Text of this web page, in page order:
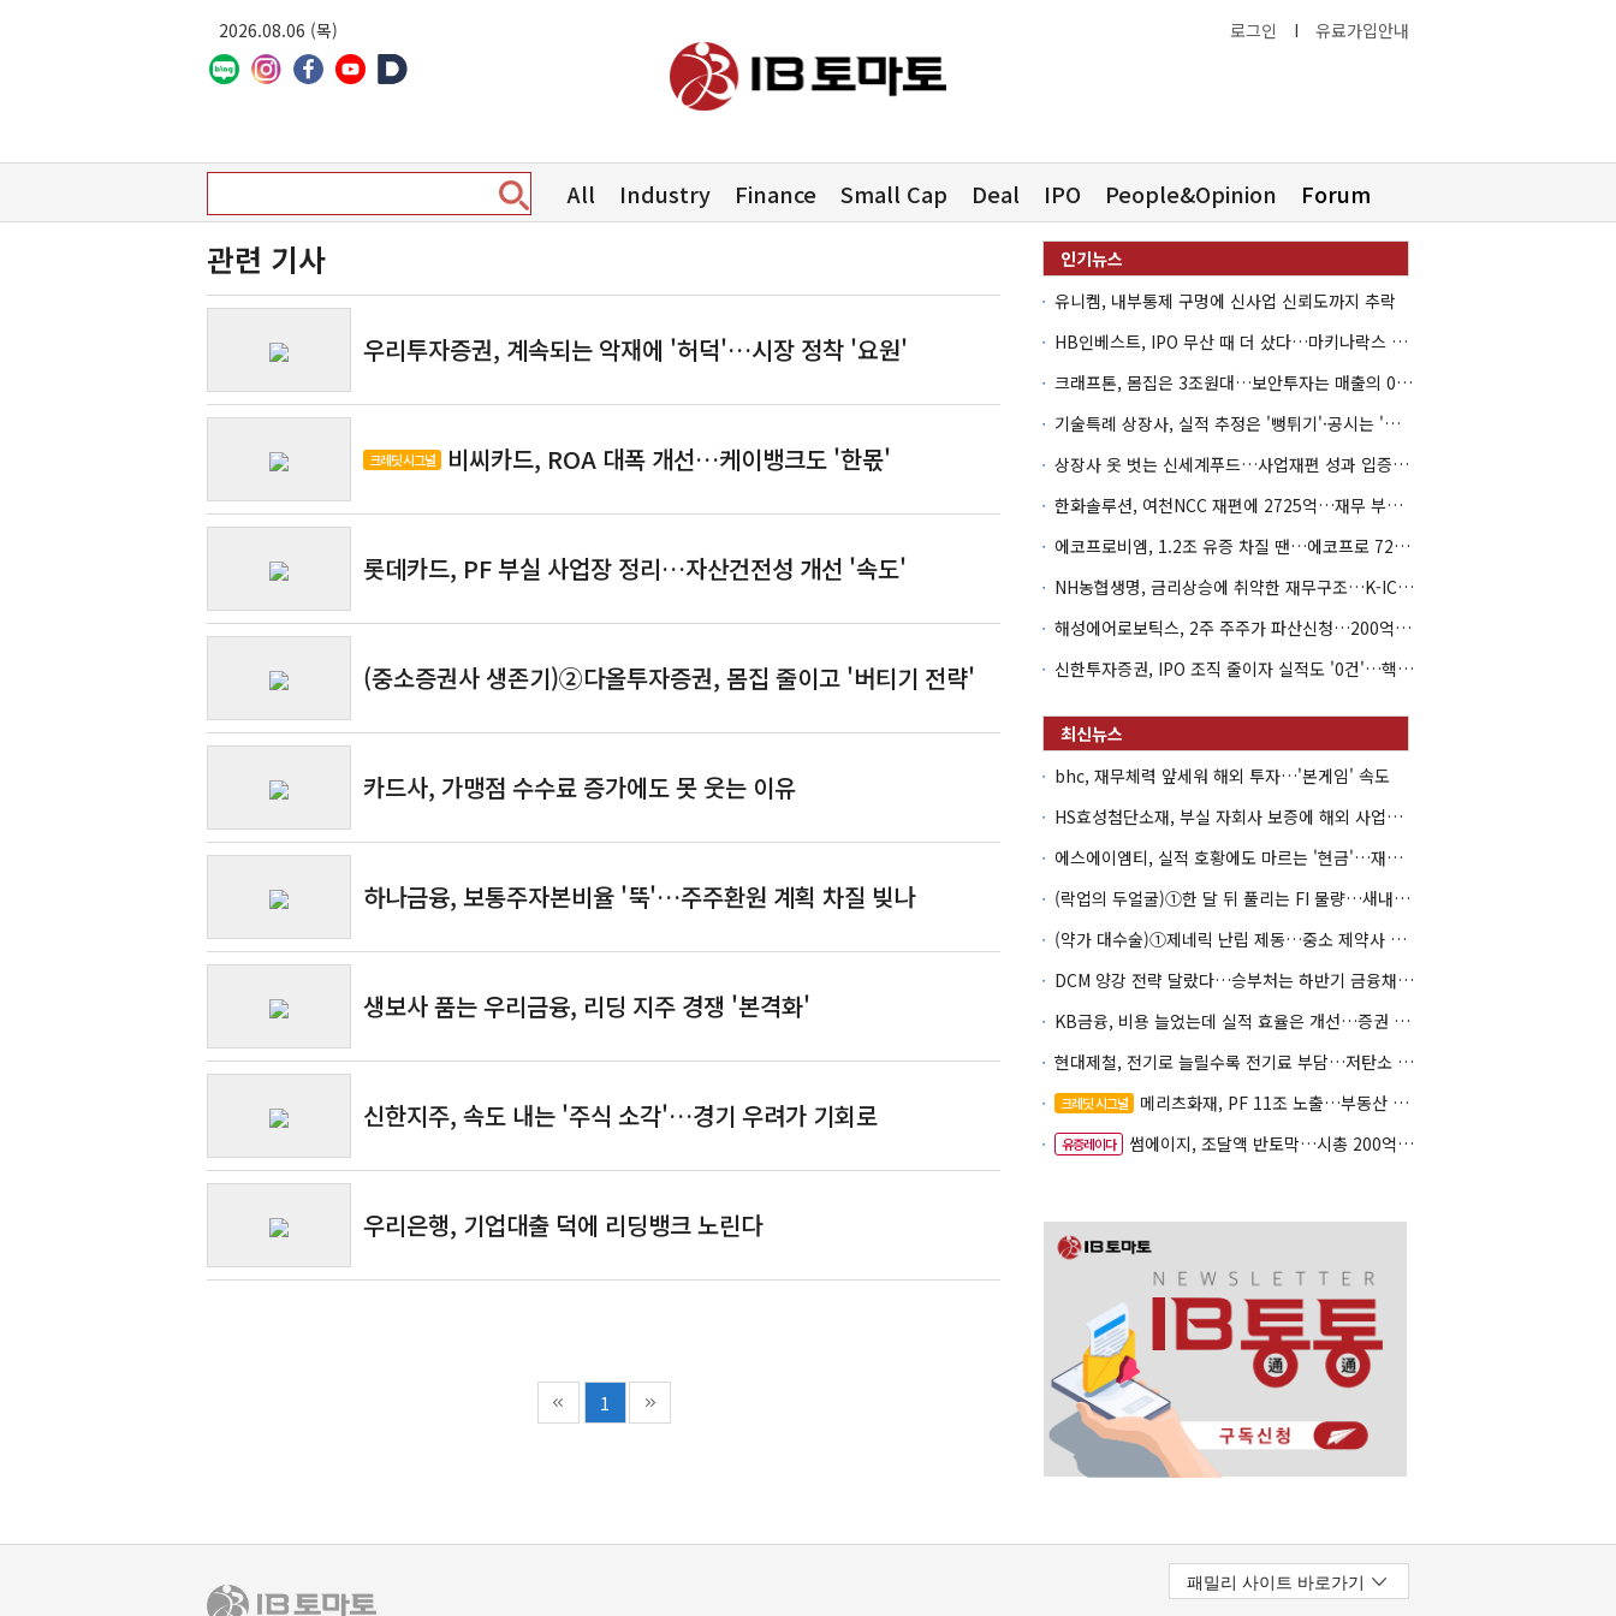
2026.08.06 (목) 로그인 I 유료가입안내
All Industry Finance Small Cap Deal IPO People&Opinion Forum
관련 기사
우리투자증권, 계속되는 악재에 '허덕'…시장 정착 '요원'
크레딧 시그널 비씨카드, ROA 대폭 개선…케이뱅크도 '한몫'
롯데카드, PF 부실 사업장 정리…자산건전성 개선 '속도'
(중소증권사 생존기)②다올투자증권, 몸집 줄이고 '버티기 전략'
카드사, 가맹점 수수료 증가에도 못 웃는 이유
하나금융, 보통주자본비율 '뚝'…주주환원 계획 차질 빚나
생보사 품는 우리금융, 리딩 지주 경쟁 '본격화'
신한지주, 속도 내는 '주식 소각'…경기 우려가 기회로
우리은행, 기업대출 덕에 리딩뱅크 노린다
1
유니켐, 내부통제 구멍에 신사업 신뢰도까지 추락
HB인베스트, IPO 무산 때 더 샀다…마키나락스 투자 2.7배 회수
크래프톤, 몸집은 3조원대…보안투자는 매출의 0.4%
기술특례 상장사, 실적 추정은 '뻥튀기'·공시는 '누락'
상장사 옷 벗는 신세계푸드…사업재편 성과 입증할까
한화솔루션, 여천NCC 재편에 2725억…재무 부담 커지나
에코프로비엠, 1.2조 유증 차질 땐…에코프로 7270억 '독박'
NH농협생명, 금리상승에 취약한 재무구조…K-ICS 변동성 '주의보'
해성에어로보틱스, 2주 주주가 파산신청…200억 CB 분쟁 확산
신한투자증권, IPO 조직 줄이자 실적도 '0건'…핵심 인력까지 이탈
bhc, 재무체력 앞세워 해외 투자…'본게임' 속도
HS효성첨단소재, 부실 자회사 보증에 해외 사업까지…부담 '가중'
에스에이엠티, 실적 호황에도 마르는 '현금'…재고·달러빚 부담 확대
(락업의 두얼굴)①한 달 뒤 풀리는 FI 물량…새내기주 오버행 경계
(약가 대수술)①제네릭 난립 제동…중소 제약사 수익성 비상
DCM 양강 전략 달랐다…승부처는 하반기 금융채 빅딜
KB금융, 비용 늘었는데 실적 효율은 개선…증권 호황 효과
현대제철, 전기로 늘릴수록 전기료 부담…저탄소 전환의 역설
크레딧 시그널 메리츠화재, PF 11조 노출…부동산 사업성 저하 우려
유증레이다 썸에이지, 조달액 반토막…시총 200억 못 넘으면 철회